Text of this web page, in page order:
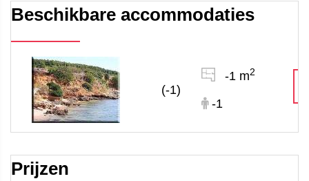
Beschikbare accommodaties
(-1)
-1 m2
-1
Prijzen